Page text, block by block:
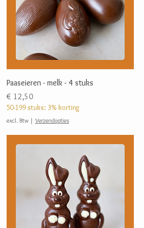
Paaseieren - melk - 4 stuks
Prijs
€ 12,50
50-199 stuks: 3% korting
excl. Btw | Verzendopties